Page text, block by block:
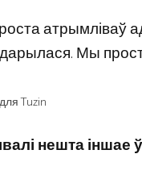
атрымліваў
Мы
Tuzin
нешта іншае